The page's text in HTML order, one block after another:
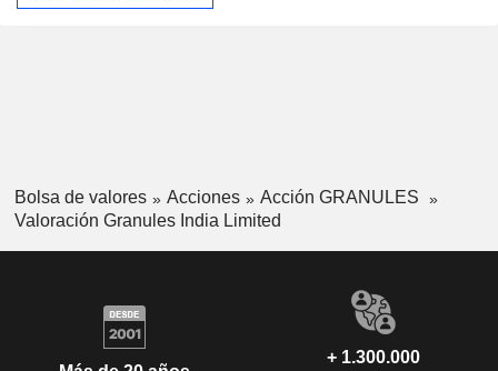
Bolsa de valores Acciones
Acción GRANULES
Valoración Granules India Limited
+ 1.300.000